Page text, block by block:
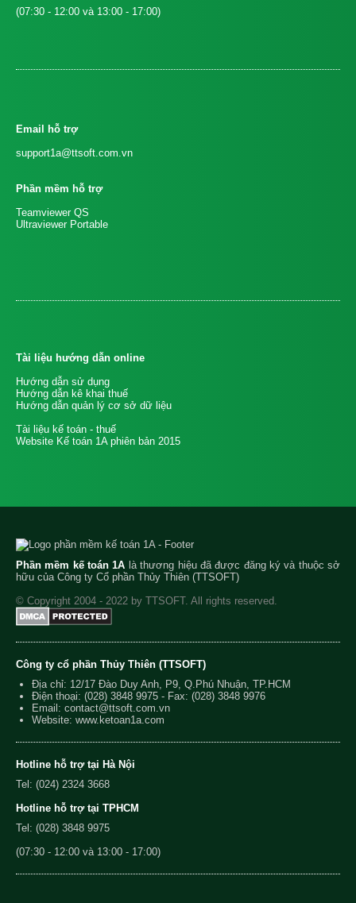
(07:30 - 12:00 và 13:00 - 17:00)
Email hỗ trợ
support1a@ttsoft.com.vn
Phần mềm hỗ trợ
Teamviewer QS
Ultraviewer Portable
Tài liệu hướng dẫn online
Hướng dẫn sử dụng
Hướng dẫn kê khai thuế
Hướng dẫn quản lý cơ sở dữ liệu
Tài liệu kế toán - thuế
Website Kế toán 1A phiên bản 2015
Phần mềm kế toán 1A là thương hiệu đã được đăng ký và thuộc sở
hữu của Công ty Cổ phần Thủy Thiên (TTSOFT)
© Copyright 2004 - 2022 by TTSOFT. All rights reserved.
Công ty cổ phần Thủy Thiên (TTSOFT)
Địa chỉ: 12/17 Đào Duy Anh, P9, Q.Phú Nhuận, TP.HCM
Điện thoại: (028) 3848 9975 - Fax: (028) 3848 9976
Email: contact@ttsoft.com.vn
Website: www.ketoan1a.com
Hotline hỗ trợ tại Hà Nội
Tel: (024) 2324 3668
Hotline hỗ trợ tại TPHCM
Tel: (028) 3848 9975
(07:30 - 12:00 và 13:00 - 17:00)